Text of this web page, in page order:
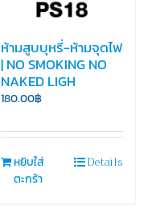
ห้ามสูบบุหรี่-ห้ามจุดไฟ
| NO SMOKING NO
NAKED LIGH
180.00฿
หยิบใส่
ตะกร้า
Details